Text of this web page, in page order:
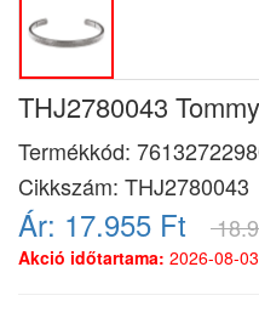
THJ2780043
Termékkód:
Cikkszám: THJ2780043
Ár: 17.955 Ft
Akció időtartama: 2026-08-